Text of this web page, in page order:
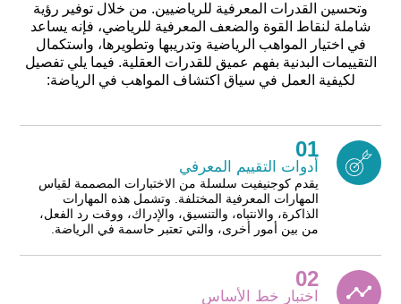
وتحسين القدرات المعرفية للرياضيين. من خلال توفير رؤية
شاملة لنقاط القوة والضعف المعرفية للرياضي، فإنه يساعد
في اختيار المواهب الرياضية وتدريبها وتطويرها، واستكمال
التقييمات البدنية بفهم عميق للقدرات العقلية. فيما يلي تفصيل
لكيفية العمل في سياق اكتشاف المواهب في الرياضة:
01
أدوات التقييم المعرفي
يقدم كوجنيفيت سلسلة من الاختبارات المصممة لقياس
المهارات المعرفية المختلفة. وتشمل هذه المهارات
الذاكرة، والانتباه، والتنسيق، والإدراك، ووقت رد الفعل،
من بين أمور أخرى، والتي تعتبر حاسمة في الرياضة.
02
اختبار خط الأساس